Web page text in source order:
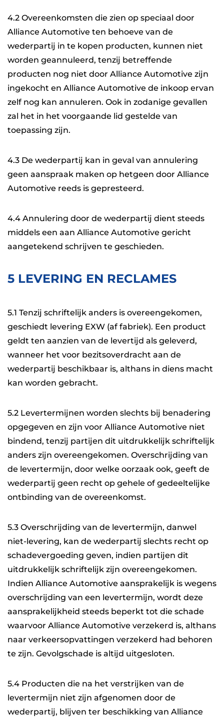
4.2 Overeenkomsten die zien op speciaal door
Alliance Automotive ten behoeve van de
wederpartij in te kopen producten, kunnen niet
worden geannuleerd, tenzij betreffende
producten nog niet door Alliance Automotive zijn
ingekocht en Alliance Automotive de inkoop ervan
zelf nog kan annuleren. Ook in zodanige gevallen
zal het in het voorgaande lid gestelde van
toepassing zijn.
4.3 De wederpartij kan in geval van annulering
geen aanspraak maken op hetgeen door Alliance
Automotive reeds is gepresteerd.
4.4 Annulering door de wederpartij dient steeds
middels een aan Alliance Automotive gericht
aangetekend schrijven te geschieden.
5 LEVERING EN RECLAMES
5.1 Tenzij schriftelijk anders is overeengekomen,
geschiedt levering EXW (af fabriek). Een product
geldt ten aanzien van de levertijd als geleverd,
wanneer het voor bezitsoverdracht aan de
wederpartij beschikbaar is, althans in diens macht
kan worden gebracht.
5.2 Levertermijnen worden slechts bij benadering
opgegeven en zijn voor Alliance Automotive niet
bindend, tenzij partijen dit uitdrukkelijk schriftelijk
anders zijn overeengekomen. Overschrijding van
de levertermijn, door welke oorzaak ook, geeft de
wederpartij geen recht op gehele of gedeeltelijke
ontbinding van de overeenkomst.
5.3 Overschrijding van de levertermijn, danwel
niet-levering, kan de wederpartij slechts recht op
schadevergoeding geven, indien partijen dit
uitdrukkelijk schriftelijk zijn overeengekomen.
Indien Alliance Automotive aansprakelijk is wegens
overschrijding van een levertermijn, wordt deze
aansprakelijkheid steeds beperkt tot die schade
waarvoor Alliance Automotive verzekerd is, althans
naar verkeersopvattingen verzekerd had behoren
te zijn. Gevolgschade is altijd uitgesloten.
5.4 Producten die na het verstrijken van de
levertermijn niet zijn afgenomen door de
wederpartij, blijven ter beschikking van Alliance